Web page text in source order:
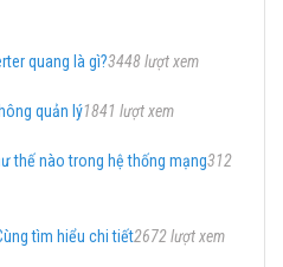
quang là gì?3448 lượt xem
quản lý1841 lượt xem
thế nào trong hệ thống mạng312
tìm hiểu chi tiết2672 lượt xem